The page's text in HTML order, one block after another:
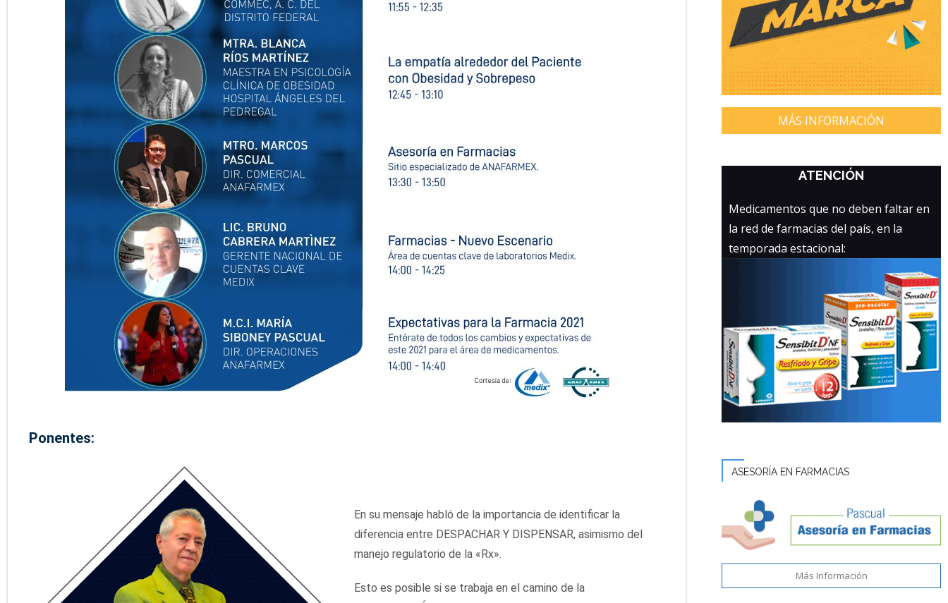
Ponentes:
En su mensaje habló de la importancia de identificar la
diferencia entre DESPACHAR Y DISPENSAR, asimismo del
manejo regulatorio de la «Rx».
Esto es posible si se trabaja en el camino de la
MÁS INFORMACIÓN
ATENCIÓN
Medicamentos que no deben faltar en
la red de farmacias del país, en la
temporada estacional:
ASESORÍA EN FARMACIAS
Más Información